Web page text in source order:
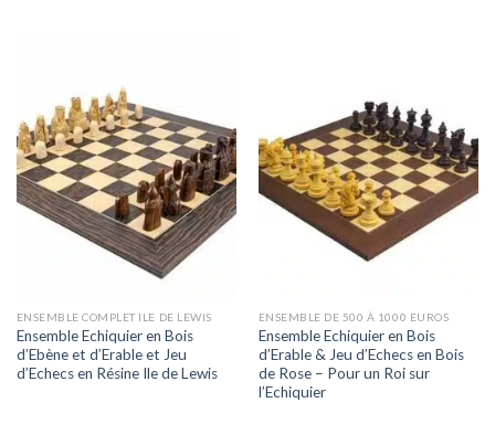
ENSEMBLE COMPLET ILE DE LEWIS
Ensemble Echiquier en Bois
d’Ebène et d’Erable et Jeu
d’Echecs en Résine Ile de Lewis
ENSEMBLE DE 500 À 1000 EUROS
Ensemble Echiquier en Bois
d’Erable & Jeu d’Echecs en Bois
de Rose – Pour un Roi sur
l’Echiquier